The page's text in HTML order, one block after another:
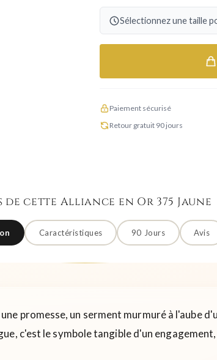
Sélectionnez une taille
Paiement sécurisé
Retour gratuit 90 jours
de cette Alliance en Or 375 Jaune
Caractéristiques 90 Jours Avis
promesse, un serment murmuré à l'aube
c'est le symbole tangible d'un